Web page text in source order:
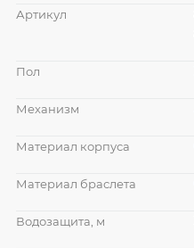
Артикул
Пол
Механизм
Материал корпуса
Материал браслета
Водозащита, м